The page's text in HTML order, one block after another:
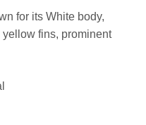
for its White body,
fins, prominent